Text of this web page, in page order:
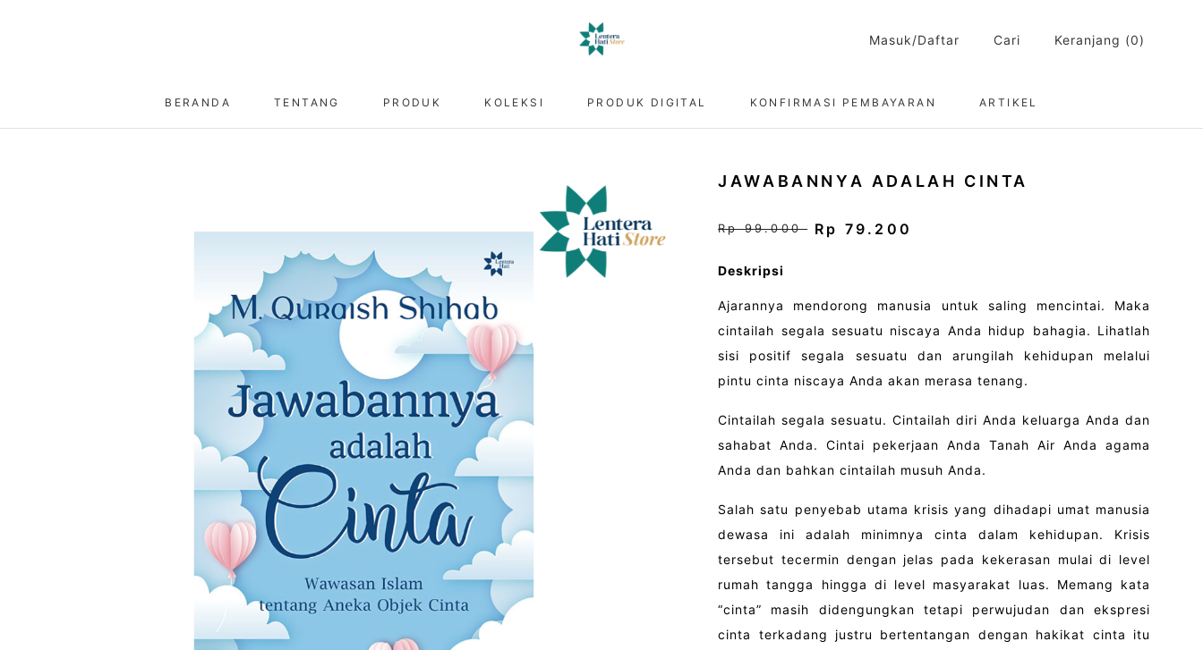
Masuk/Daftar Cari Keranjang (0)
BERANDA TENTANG PRODUK KOLEKSI PRODUK DIGITAL KONFIRMASI PEMBAYARAN ARTIKEL
JAWABANNYA ADALAH CINTA
Rp 99.000 Rp 79.200
Deskripsi
Ajarannya mendorong manusia untuk saling mencintai. Maka
cintailah segala sesuatu niscaya Anda hidup bahagia. Lihatlah
sisi positif segala sesuatu dan arungilah kehidupan melalui
pintu cinta niscaya Anda akan merasa tenang.
Cintailah segala sesuatu. Cintailah diri Anda keluarga Anda dan
sahabat Anda. Cintai pekerjaan Anda Tanah Air Anda agama
Anda dan bahkan cintailah musuh Anda.
Salah satu penyebab utama krisis yang dihadapi umat manusia
dewasa ini adalah minimnya cinta dalam kehidupan. Krisis
tersebut tecermin dengan jelas pada kekerasan mulai di level
rumah tangga hingga di level masyarakat luas. Memang kata
“cinta” masih didengungkan tetapi perwujudan dan ekspresi
cinta terkadang justru bertentangan dengan hakikat cinta itu